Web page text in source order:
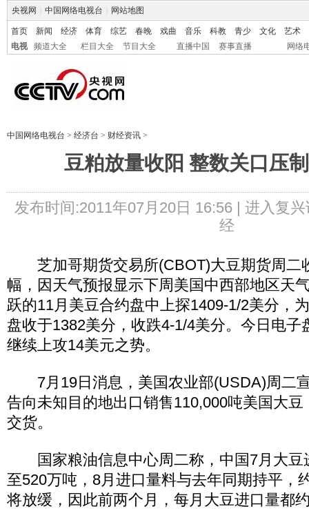
央视网 中国网络电视台 网站地图
首页 新闻 经济 体育 综艺 春晚 戏曲 音乐 科教 青少 文化
艺术
电视
频道大全 栏目大全 节目大全 直播中国 赛事直播 网络
中国网络电视台 > 经济台 > 财经资讯 >
豆粕放量收阳 整数关口压
发布时间:2011年07月20日 16:56 | 进入复兴
经
芝加哥期货交易所(CBOT)大豆期货周二
幅，因天气预报显示下周美国中西部地区天
跃的11月美豆合约盘中上探1409-1/2美分，
盘收于1382美分，收跌4-1/4美分。今日电子
继续上攻14美元之势。
7月19日消息，美国农业部(USDA)周二
告向未知目的地出口销售110,000吨美国大
交货。
国家粮油信息中心周二称，中国7月大豆
至520万吨，8月进口量料与去年同期持平，
将放缓，因此前两个月，每月大豆进口量都